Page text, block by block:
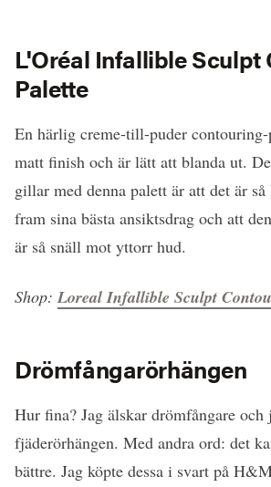
L'Oréal Infallible Sculpt
Palette
En härlig creme-till-puder
matt finish och är lätt att blanda ut.
gillar med denna palett är att det är
fram sina bästa ansiktsdrag och att
är så snäll mot yttorr hud.
Shop:Loreal Infallible Sculpt
Drömfångarörhängen
Hur fina? Jag älskar drömfångare och
fjäderörhängen. Med andra ord: det
bättre. Jag köpte dessa i svart på